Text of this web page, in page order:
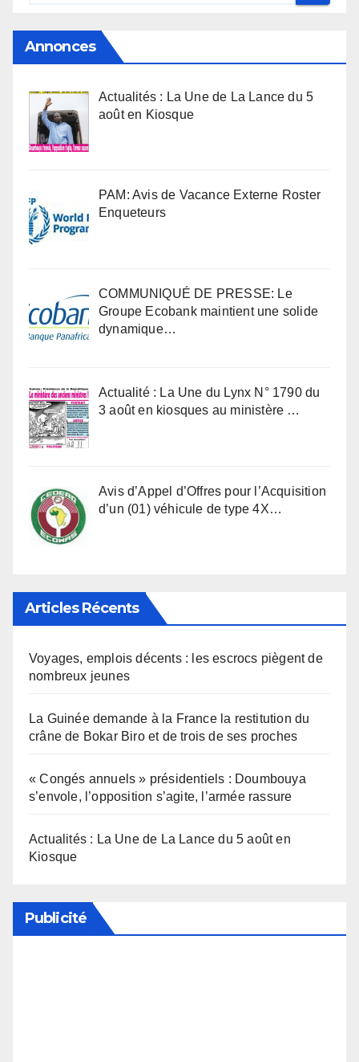
Annonces
Actualités : La Une de La Lance du 5
août en Kiosque
PAM: Avis de Vacance Externe Roster
Enqueteurs
COMMUNIQUÉ DE PRESSE: Le
Groupe Ecobank maintient une solide
dynamique…
Actualité : La Une du Lynx N° 1790 du
3 août en kiosques au ministère …
Avis d’Appel d’Offres pour l’Acquisition
d’un (01) véhicule de type 4X…
Articles Récents
Voyages, emplois décents : les escrocs piègent de
nombreux jeunes
La Guinée demande à la France la restitution du
crâne de Bokar Biro et de trois de ses proches
« Congés annuels » présidentiels : Doumbouya
s’envole, l’opposition s’agite, l’armée rassure
Actualités : La Une de La Lance du 5 août en
Kiosque
Publicité